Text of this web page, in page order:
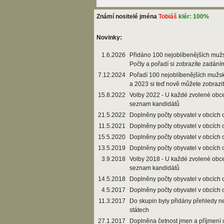
Známí nositelé jména Tobiáš klér: 100%
Novinky:
1.6.2026
Přidáno 100 nejoblíbenějších
Počty a pořadí si zobrazíte
7.12.2024
Pořadí 100 nejoblíbenějších
a 2023 si teď nově můžete
15.8.2022
Volby 2022 - U každé zvolené
seznam kandidátů
21.5.2022
Doplněny počty obyvatel v obcích
11.5.2021
Doplněny počty obyvatel v obcích
15.5.2020
Doplněny počty obyvatel v obcích
13.5.2019
Doplněny počty obyvatel v obcích
3.9.2018 Volby 2018 - U každé zvolené
seznam kandidátů
14.5.2018
Doplněny počty obyvatel v obcích
4.5.2017
Doplněny počty obyvatel v obcích
11.3.2017
Do skupin byly přidány přehledy
státech
27.1.2017
Doplněna četnost jmen a příjmení